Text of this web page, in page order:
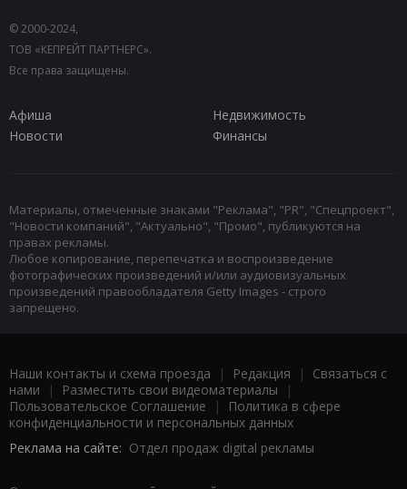
© 2000-2024,
ТОВ «КЕПРЕЙТ ПАРТНЕРС».
Все права защищены.
Афиша
Недвижимость
Новости
Финансы
Материалы, отмеченные знаками "Реклама", "PR", "Спецпроект",
"Новости компаний", "Актуально", "Промо", публикуются на
правах рекламы.
Любое копирование, перепечатка и воспроизведение
фотографических произведений и/или аудиовизуальных
произведений правообладателя Getty Images - строго
запрещено.
Наши контакты и схема проезда | Редакция | Связаться с
нами | Разместить свои видеоматериалы |
Пользовательское Соглашение |
Политика в сфере
конфиденциальности и персональных данных
Реклама на сайте: Отдел продаж digital рекламы